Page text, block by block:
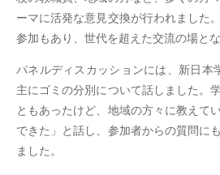
ーマに活発な意見交換が行われました
参加もあり、世代を超えた交流の場とな
パネルディスカッションには、新日本
主にゴミの分別について話しました。
ともあったけど、地域の方々に教えて
できた」と話し、参加者からの質問に
ました。